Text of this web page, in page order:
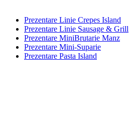
Prezentare Linie Crepes Island
Prezentare Linie Sausage & Grill
Prezentare MiniBrutarie Manz
Prezentare Mini-Suparie
Prezentare Pasta Island